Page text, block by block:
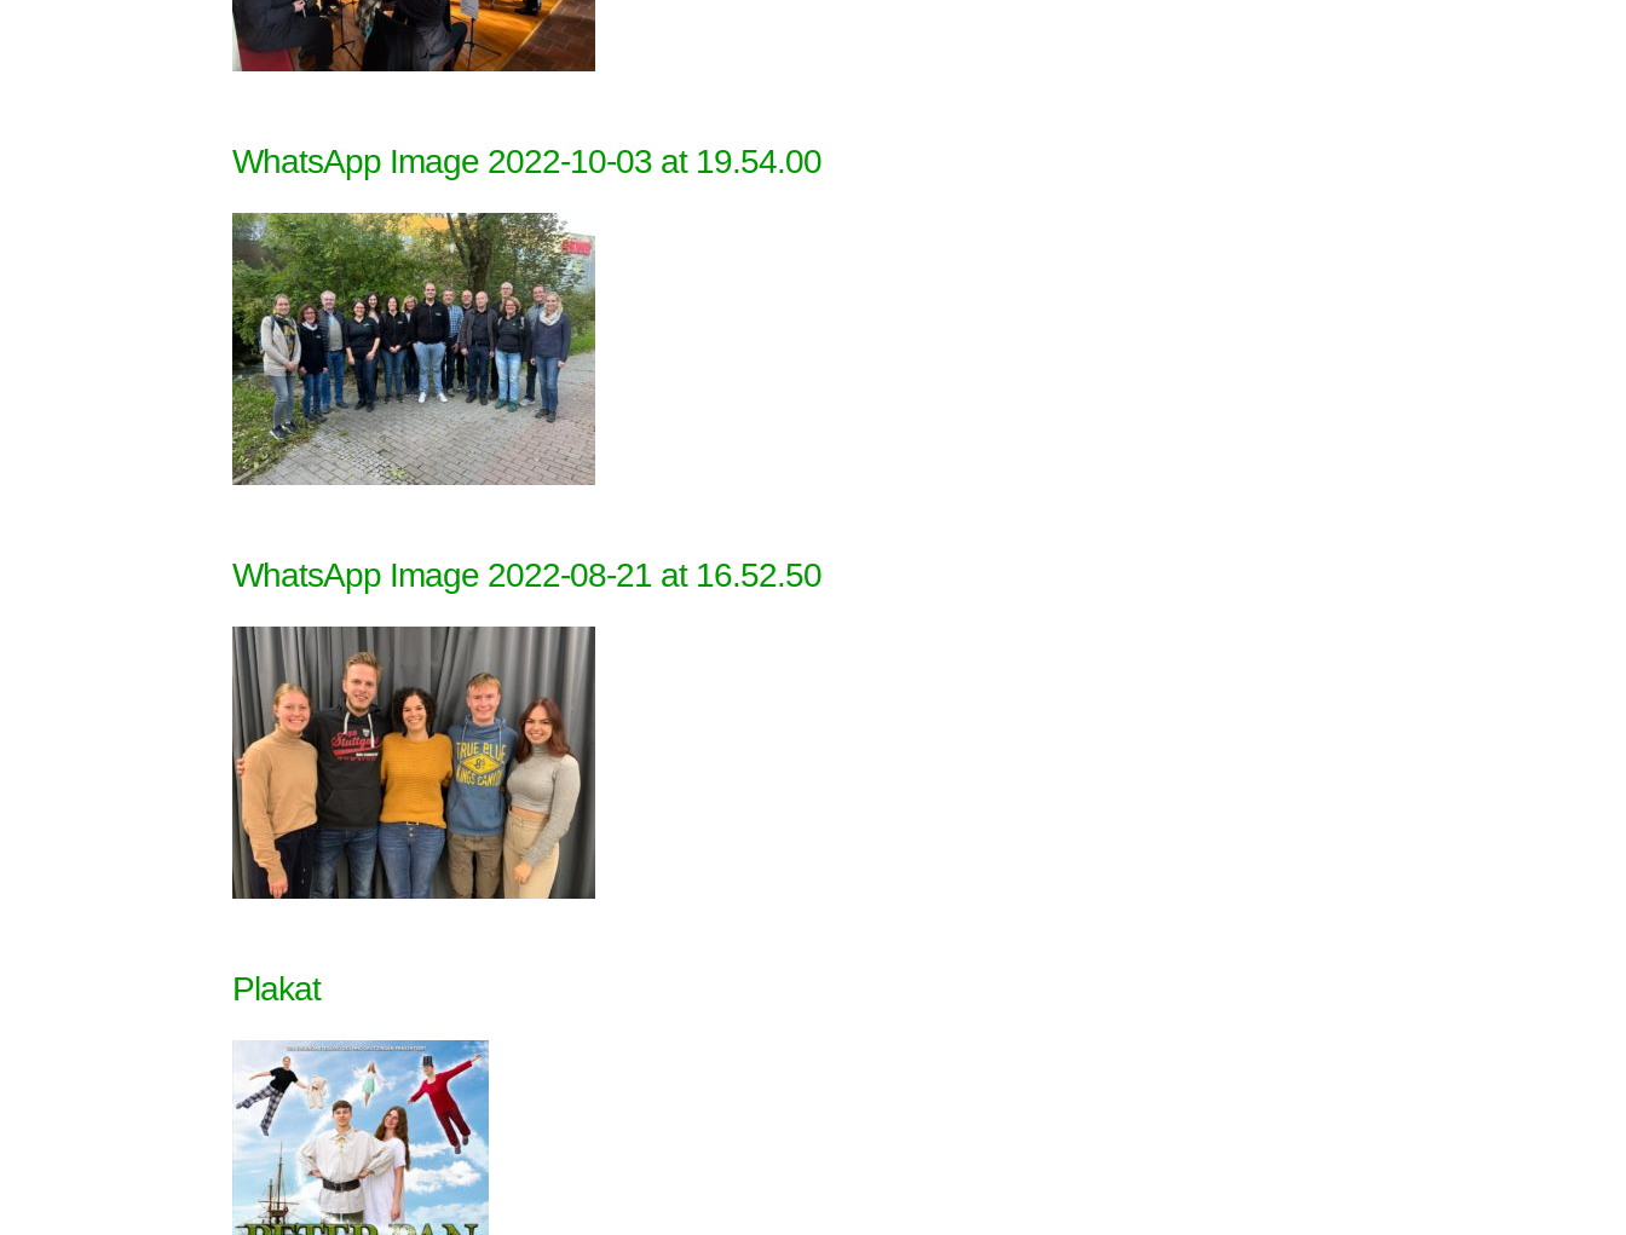
WhatsApp Image 2022-10-03 at 19.54.00
WhatsApp Image 2022-08-21 at 16.52.50
Plakat